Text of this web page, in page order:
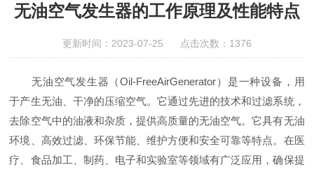
无油空气发生器的工作原理及性能特点
更新时间：2023-07-25 点击次数：1376
无油空气发生器（Oil-FreeAirGenerator）是一种设备，用
于产生无油、干净的压缩空气。它通过先进的技术和过滤系统，
去除空气中的油液和杂质，提供高质量的无油空气。它具有无油
环境、高效过滤、环保节能、维护方便和安全可靠等特点。在医
疗、食品加工、制药、电子和实验室等领域有广泛应用，确保提